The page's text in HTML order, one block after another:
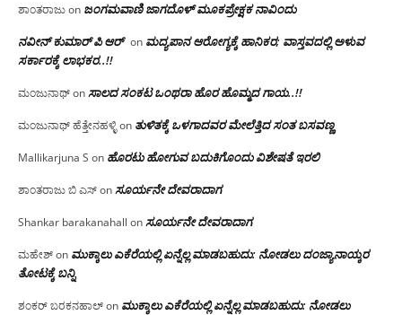
ಶಾಂತರಾಜುon ಜಂಗಮವಾಣಿ ಜಾಗದೊಳ್ ಮೂಕಪ್ರೇಕ್ಷಕ ನಾವಿಂದು
ನವೀನ್ ಕುಮಾರ್ ಪಿ ಆರ್ on ಮದ್ಯಪಾನ ಆರೋಗ್ಯಕ್ಕೆ ಹಾನಿಕರ; ವಾಸ್ತವದಲ್ಲಿ ಅಳುವ
ಸರ್ಕಾರಕ್ಕೆ ಲಾಭಕರ..!!
ಮಂಜುನಾಥ್onಸಾಲದ ಸಂಕಟ ಒಂಥರಾ ಹೊರ ಹೊಮ್ಮದ ಗಾಯ..!!
ಮಂಜುನಾಥ್ ಹೆತ್ತೇನಹಳ್ಳಿon ತುಳಿತಕ್ಕೆ ಒಳಗಾದವರ ಮೇಲೆತ್ತಿದ ಸಂತ ಬಸವಣ್ಣ
Mallikarjuna S on ಹೊರಟು ಹೋಗುವ ಬದುಕಿಗೊಂದು ವಿಶೇಷತೆ ಇರಲಿ
ಶಾಂತರಾಜು ಬಿ ಎಸ್onಸೂರ್ಯನೇ ದೇವರಾದಾಗ
Shankar barakanahall onಸೂರ್ಯನೇ ದೇವರಾದಾಗ
ಮಹೇಶ್on ಮುಕ್ಕಾಲು ಎಕೆರೆಯಲ್ಲಿ ಏನ್ನೆಲ್ಲ‌ ಮಾಡಬಹುದು: ನೋಡಲು ದಂಜ್ಯಾನಾಯ್ಕರ
ತೋಟಕ್ಕೆ ಬನ್ನಿ
ಶಂಕರ್ ಬರಕನಹಾಲ್on ಮುಕ್ಕಾಲು ಎಕೆರೆಯಲ್ಲಿ ಏನ್ನೆಲ್ಲ‌ ಮಾಡಬಹುದು: ನೋಡಲು